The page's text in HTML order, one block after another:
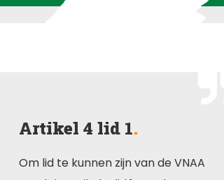
Artikel 4 lid 1
Om lid te kunnen zijn van de VNAA